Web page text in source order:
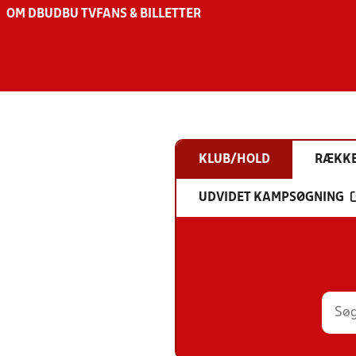
OM DBU DBU TV FANS & BILLETTER
KLUB/HOLD
UDVIDET KAMPSØGNING